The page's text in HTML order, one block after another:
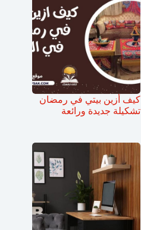
كيف أزين بيتي في رمضان
تشكيلة جديدة ورائعة